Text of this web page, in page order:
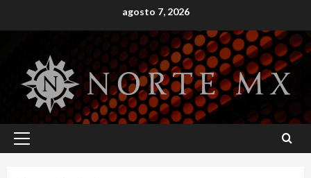
to
agosto 7, 2026
Primary